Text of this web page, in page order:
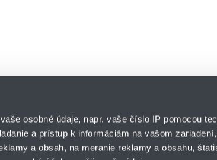
osobné údaje, napr. vaše číslo IP pomocou
a prístup k informáciám na vašom
a obsah, na meranie reklamy a obsahu,
HENNLICH s.r.o.